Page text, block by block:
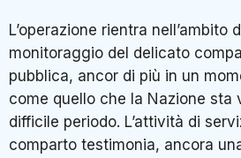
L’operazione rientra nell’ambito
monitoraggio del delicato
pubblica, ancor di più in un
come quello che la Nazione sta
difficile periodo. L’attività di
comparto testimonia, ancora